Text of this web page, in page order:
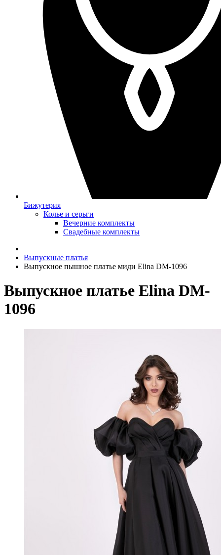
Бижутерия
Колье и серьги
Вечерние комплекты
Свадебные комплекты
Выпускные платья
Выпускное пышное платье миди Elina DM-1096
Выпускное платье Elina DM-
1096